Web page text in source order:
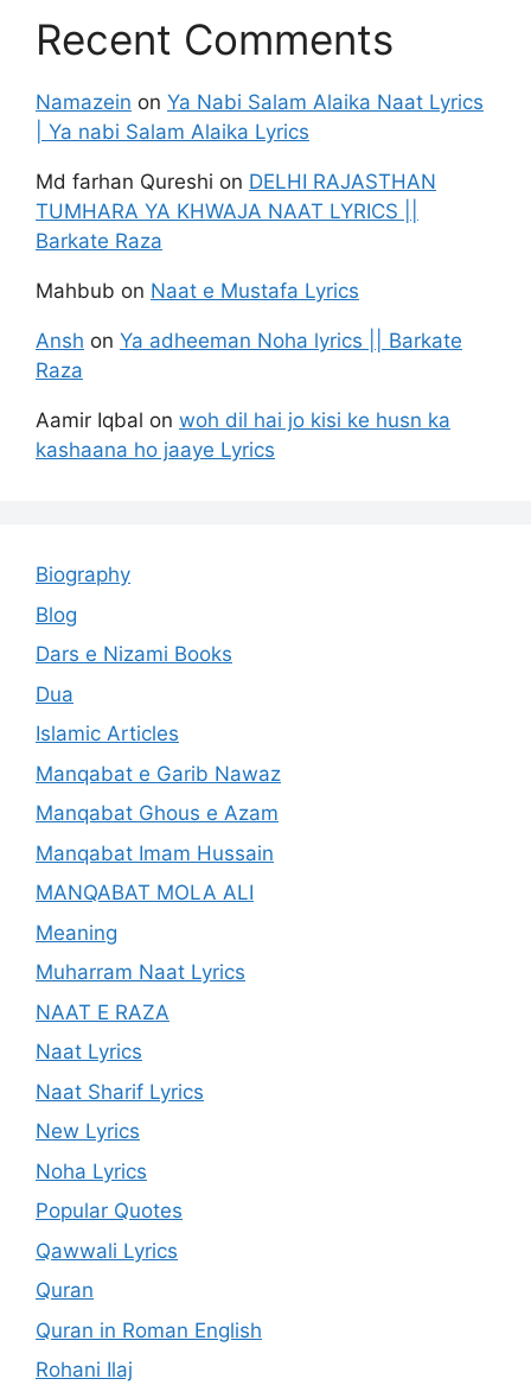
Recent Comments
Namazein on Ya Nabi Salam Alaika Naat Lyrics
| Ya nabi Salam Alaika Lyrics
Md farhan Qureshi on DELHI RAJASTHAN
TUMHARA YA KHWAJA NAAT LYRICS ||
Barkate Raza
Mahbub on Naat e Mustafa Lyrics
Ansh on Ya adheeman Noha lyrics || Barkate
Raza
Aamir Iqbal on woh dil hai jo kisi ke husn ka
kashaana ho jaaye Lyrics
Biography
Blog
Dars e Nizami Books
Dua
Islamic Articles
Manqabat e Garib Nawaz
Manqabat Ghous e Azam
Manqabat Imam Hussain
MANQABAT MOLA ALI
Meaning
Muharram Naat Lyrics
NAAT E RAZA
Naat Lyrics
Naat Sharif Lyrics
New Lyrics
Noha Lyrics
Popular Quotes
Qawwali Lyrics
Quran
Quran in Roman English
Rohani Ilaj